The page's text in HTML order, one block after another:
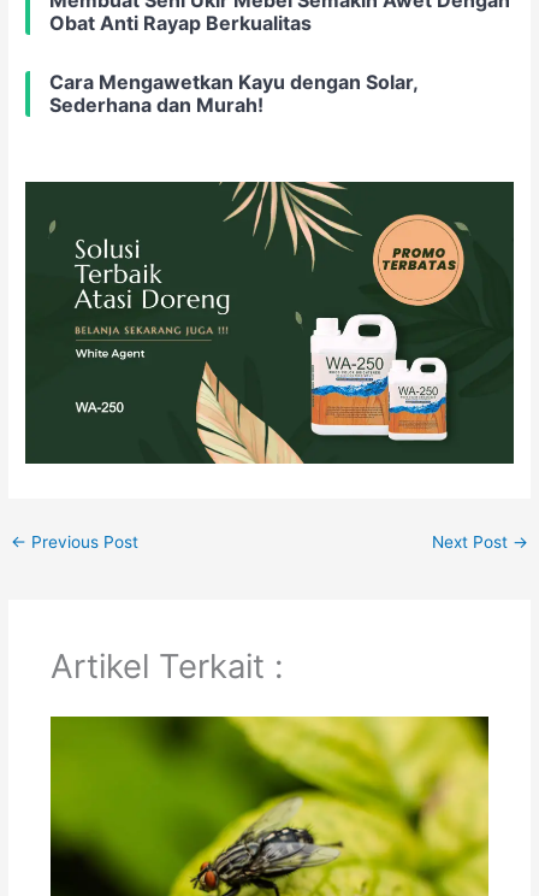
Obat Anti Rayap Berkualitas
Cara Mengawetkan Kayu dengan Solar,
Sederhana dan Murah!
← Previous Post Next Post →
Artikel Terkait :